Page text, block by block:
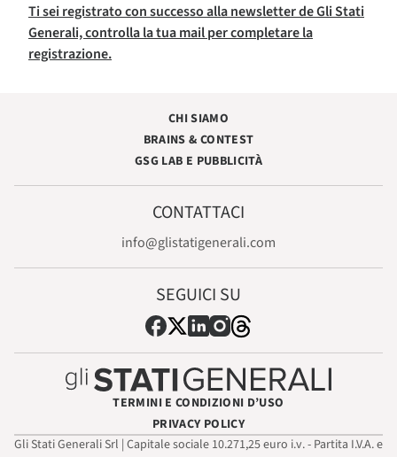
Ti sei registrato con successo alla newsletter de Gli Stati
Generali, controlla la tua mail per completare la
registrazione.
CHI SIAMO
BRAINS & CONTEST
GSG LAB E PUBBLICITÀ
CONTATTACI
info@glistatigenerali.com
SEGUICI SU
TERMINI E CONDIZIONI D’USO
PRIVACY POLICY
Gli Stati Generali Srl | Capitale sociale 10.271,25 euro i.v. - Partita I.V.A. e